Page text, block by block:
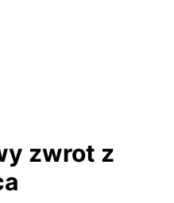
zwrot z